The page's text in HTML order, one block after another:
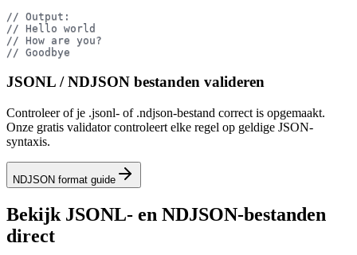
// Output:
// Hello world
// How are you?
// Goodbye
JSONL / NDJSON bestanden valideren
Controleer of je .jsonl- of .ndjson-bestand correct is opgemaakt.
Onze gratis validator controleert elke regel op geldige JSON-
syntaxis.
NDJSON format guide
Bekijk JSONL- en NDJSON-bestanden
direct